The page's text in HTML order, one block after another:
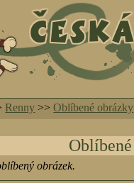
Renny >>Oblíbené obrázky
obrázek.